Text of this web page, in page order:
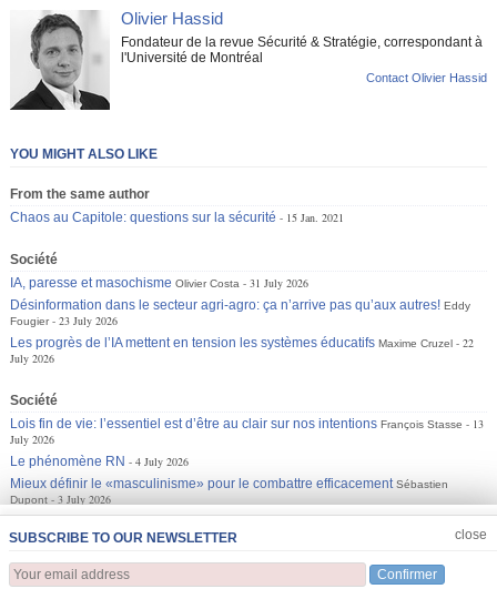
Olivier Hassid
Fondateur de la revue Sécurité & Stratégie, correspondant à
l'Université de Montréal
Contact Olivier Hassid
SUBSCRIBE TO OUR NEWSLETTER
Confirmer
close
JOIN US CLOSE
YOU MIGHT ALSO LIKE
From the same author
Chaos au Capitole: questions sur la sécurité 15 Jan. 2021
Société
IA, paresse et masochisme Olivier Costa
31 July 2026
Désinformation dans le secteur agri-agro: ça n’arrive pas qu’aux autres! Eddy
Fougier
23 July 2026
Les progrès de l’IA mettent en tension les systèmes éducatifs Maxime Cruzel
22
July 2026
Société
Lois fin de vie: l’essentiel est d’être au clair sur nos intentions François Stasse
13
July 2026
Le phénomène RN
4 July 2026
Mieux définir le «masculinisme» pour le combattre efficacement Sébastien
Dupont
3 July 2026